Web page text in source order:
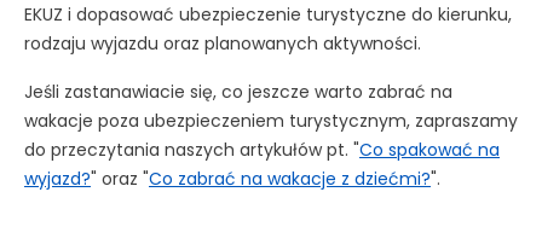
EKUZ i dopasować ubezpieczenie turystyczne do kierunku,
rodzaju wyjazdu oraz planowanych aktywności.
Jeśli zastanawiacie się, co jeszcze warto zabrać na
wakacje poza ubezpieczeniem turystycznym, zapraszamy
do przeczytania naszych artykułów pt. "Co spakować na
wyjazd?" oraz "Co zabrać na wakacje z dziećmi?".